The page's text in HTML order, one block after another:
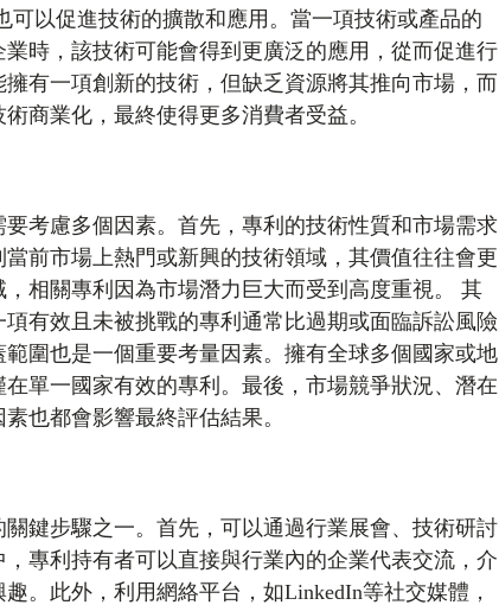
以促進技術的擴散和應用。當一項技術或產品的
時，該技術可能會得到更廣泛的應用，從而促進行
有一項創新的技術，但缺乏資源將其推向市場，而
商業化，最終使得更多消費者受益。
考慮多個因素。首先，專利的技術性質和市場需求
前市場上熱門或新興的技術領域，其價值往往會更
相關專利因為市場潛力巨大而受到高度重視。 其
有效且未被挑戰的專利通常比過期或面臨訴訟風險
圍也是一個重要考量因素。擁有全球多個國家或地
單一國家有效的專利。最後，市場競爭狀況、潛在
也都會影響最終評估結果。
鍵步驟之一。首先，可以通過行業展會、技術研討
專利持有者可以直接與行業內的企業代表交流，介
。此外，利用網絡平台，如LinkedIn等社交媒體，